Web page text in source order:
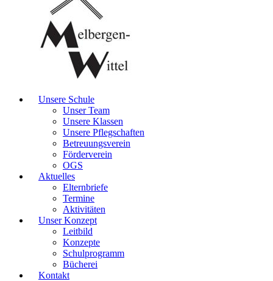
Unsere Schule
Unser Team
Unsere Klassen
Unsere Pflegschaften
Betreuungsverein
Förderverein
OGS
Aktuelles
Elternbriefe
Termine
Aktivitäten
Unser Konzept
Leitbild
Konzepte
Schulprogramm
Bücherei
Kontakt